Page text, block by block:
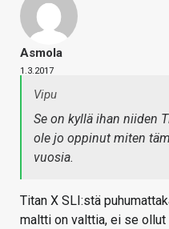
Asmola
1.3.2017
Vipu
Se on kyllä ihan niiden
ole jo oppinut miten
vuosia.
Titan X SLI:stä
maltti on valttia, ei se